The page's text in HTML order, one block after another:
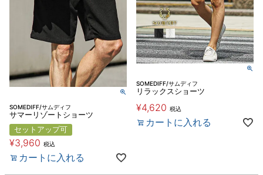
SOMEDIFF/サムディフ
サマーリゾートショーツ
セットアップ可
¥3,960 税込
カートに入れる
SOMEDIFF/サムディフ
リラックスショーツ
¥4,620 税込
カートに入れる